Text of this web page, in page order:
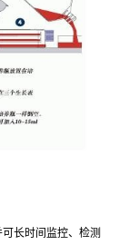
长时间监控、检测